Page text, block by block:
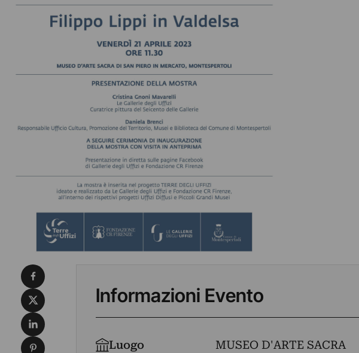
Informazioni Evento
Luogo
MUSEO D'ARTE SACRA
Condividi su Facebook
Condividi su X
Condividi su LinkedIn
Condividi su Pinterest